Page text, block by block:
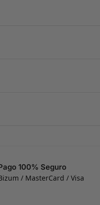
100% Seguro
/ MasterCard / Visa